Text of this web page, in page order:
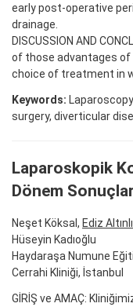
early post-operative
drainage.
DISCUSSION AND
of those advantages of
choice of treatment in
Keywords:
surgery, diverticular
Laparoskopik
Dönem
Neşet Köksal, Ediz Altınlı
Hüseyin Kadıoğlu
Haydaraşa Numune
Cerrahi Kliniği, İstanbul
GİRİŞ ve AMAÇ: